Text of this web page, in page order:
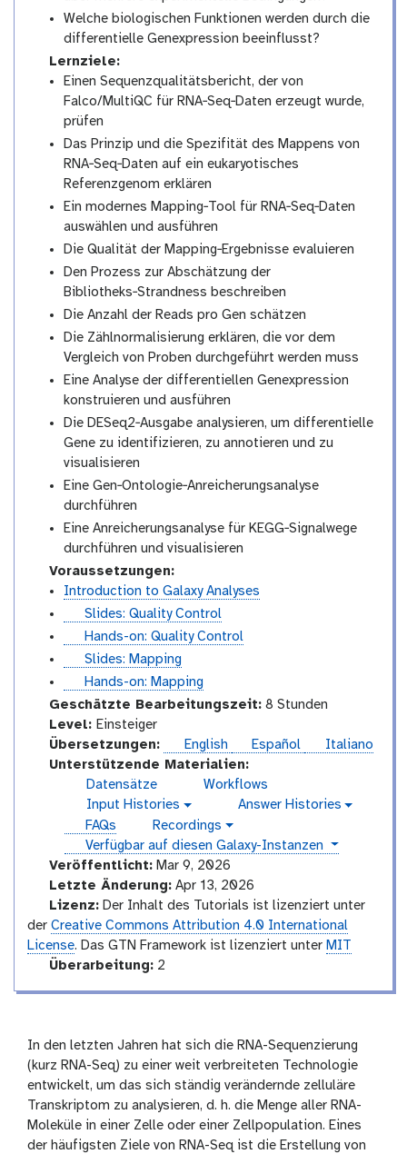
Welche biologischen Funktionen werden durch die
differentielle Genexpression beeinflusst?
Lernziele:
Einen Sequenzqualitätsbericht, der von
Falco/MultiQC für RNA‑Seq‑Daten erzeugt wurde,
prüfen
Das Prinzip und die Spezifität des Mappens von
RNA‑Seq‑Daten auf ein eukaryotisches
Referenzgenom erklären
Ein modernes Mapping‑Tool für RNA‑Seq‑Daten
auswählen und ausführen
Die Qualität der Mapping‑Ergebnisse evaluieren
Den Prozess zur Abschätzung der
Bibliotheks‑Strandness beschreiben
Die Anzahl der Reads pro Gen schätzen
Die Zählnormalisierung erklären, die vor dem
Vergleich von Proben durchgeführt werden muss
Eine Analyse der differentiellen Genexpression
konstruieren und ausführen
Die DESeq2‑Ausgabe analysieren, um differentielle
Gene zu identifizieren, zu annotieren und zu
visualisieren
Eine Gen‑Ontologie‑Anreicherungsanalyse
durchführen
Eine Anreicherungsanalyse für KEGG‑Signalwege
durchführen und visualisieren
Voraussetzungen:
Introduction to Galaxy Analyses
s
d
e
s
Slides: Quality Control
u
t
Hands-on: Quality Control
s
i
d
e
s
Slides: Mapping
u
t
o
r
Hands-on: Mapping
Geschätzte Bearbeitungszeit:8 Stunden
Level: Einsteiger
n
o
d
u
c
t
o
r
y
Übersetzungen: English Español
Italiano
Unterstützende Materialien:
Datensätze
Workflows
a
x
y
-
h
i
s
o
-
i
n
p
u
t
Input Histories
a
l
a
x
y
-
h
i
o
-
a
n
s
w
e
r
Answer Histories
FAQs
i
d
e
o
Recordings
instances
Verfügbar auf diesen Galaxy-Instanzen
Veröffentlicht:Mar 9, 2026
Letzte Änderung:Apr 13, 2026
Lizenz:Der Inhalt des Tutorials ist lizenziert unter
derCreative Commons Attribution 4.0 International
License. Das GTN Framework ist lizenziert unter MIT
v
i
o
n
Überarbeitung:2
In den letzten Jahren hat sich die RNA-Sequenzierung
(kurz RNA-Seq) zu einer weit verbreiteten Technologie
entwickelt, um das sich ständig verändernde zelluläre
Transkriptom zu analysieren, d. h. die Menge aller RNA-
Moleküle in einer Zelle oder einer Zellpopulation. Eines
der häufigsten Ziele von RNA-Seq ist die Erstellung von